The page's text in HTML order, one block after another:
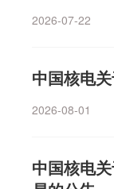
2026-07-22
中国核电
2026-08-01
中国核电